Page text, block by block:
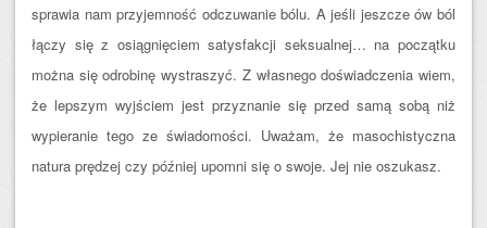
sprawia nam przyjemność odczuwanie bólu. A jeśli jeszcze ów ból
łączy się z osiągnięciem satysfakcji seksualnej… na początku
można się odrobinę wystraszyć. Z własnego doświadczenia wiem,
że lepszym wyjściem jest przyznanie się przed samą sobą niż
wypieranie tego ze świadomości. Uważam, że masochistyczna
natura prędzej czy później upomni się o swoje. Jej nie oszukasz.